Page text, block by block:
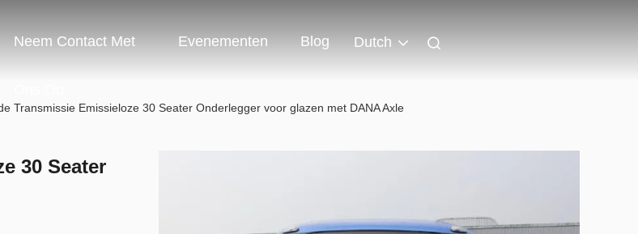
Neem Contact Met Evenementen Blog Dutch
Transmissie Emissieloze 30 Seater Onderlegger voor glazen met DANA Axle
30 Seater